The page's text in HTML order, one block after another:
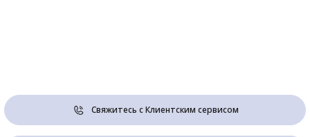
Свяжитесь с Клиентским сервисом